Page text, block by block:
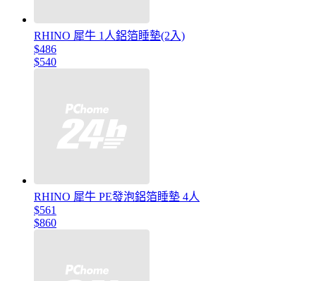
RHINO 犀牛 1人鋁箔睡墊(2入)
$486
$540
RHINO 犀牛 PE發泡鋁箔睡墊 4人
$561
$860